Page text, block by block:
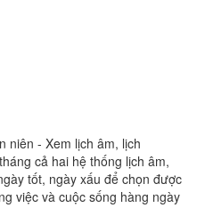
niên - Xem lịch âm, lịch
cả hai hệ thống lịch âm,
tốt, ngày xấu để chọn được
việc và cuộc sống hàng ngày